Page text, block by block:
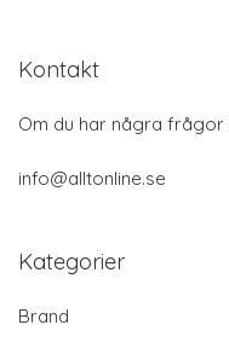
Kontakt
Om du har några
info@alltonline.se
Kategorier
Brand